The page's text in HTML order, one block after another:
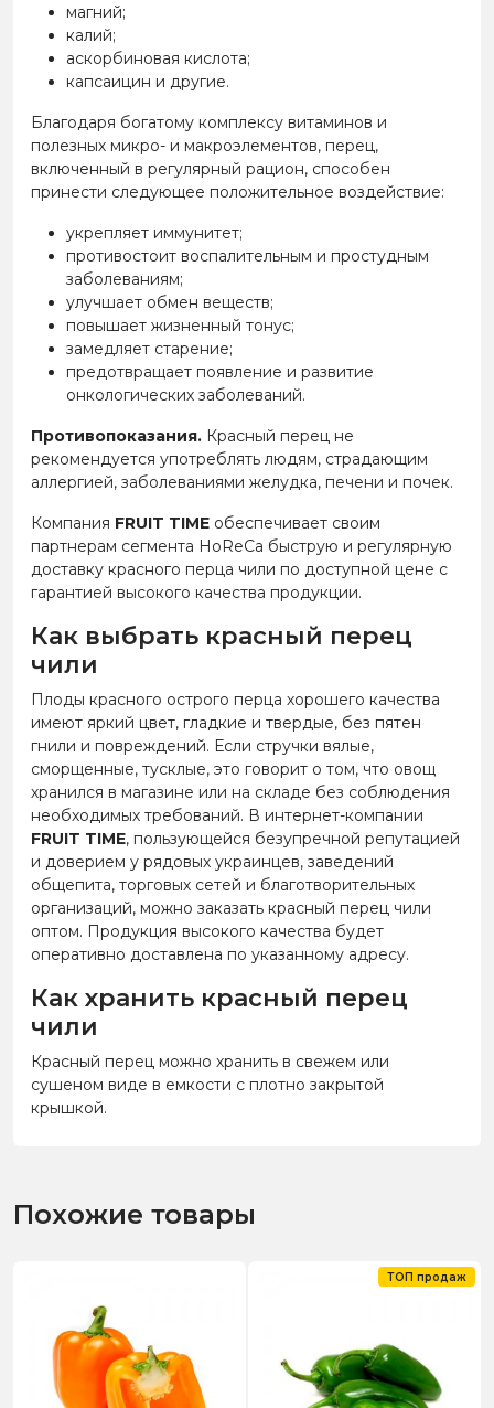
магний;
калий;
аскорбиновая кислота;
капсаицин и другие.
Благодаря богатому комплексу витаминов и
полезных микро- и макроэлементов, перец,
включенный в регулярный рацион, способен
принести следующее положительное воздействие:
укрепляет иммунитет;
противостоит воспалительным и простудным
заболеваниям;
улучшает обмен веществ;
повышает жизненный тонус;
замедляет старение;
предотвращает появление и развитие
онкологических заболеваний.
Противопоказания. Красный перец не
рекомендуется употреблять людям, страдающим
аллергией, заболеваниями желудка, печени и почек.
Компания FRUIT TIME обеспечивает своим
партнерам сегмента HoReCa быструю и регулярную
доставку красного перца чили по доступной цене с
гарантией высокого качества продукции.
Как выбрать красный перец
чили
Плоды красного острого перца хорошего качества
имеют яркий цвет, гладкие и твердые, без пятен
гнили и повреждений. Если стручки вялые,
сморщенные, тусклые, это говорит о том, что овощ
хранился в магазине или на складе без соблюдения
необходимых требований. В интернет-компании
FRUIT TIME, пользующейся безупречной репутацией
и доверием у рядовых украинцев, заведений
общепита, торговых сетей и благотворительных
организаций, можно заказать красный перец чили
оптом. Продукция высокого качества будет
оперативно доставлена по указанному адресу.
Как хранить красный перец
чили
Красный перец можно хранить в свежем или
сушеном виде в емкости с плотно закрытой
крышкой.
Похожие товары
ТОП продаж